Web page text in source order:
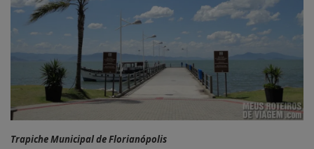
Trapiche Municipal de Florianópolis